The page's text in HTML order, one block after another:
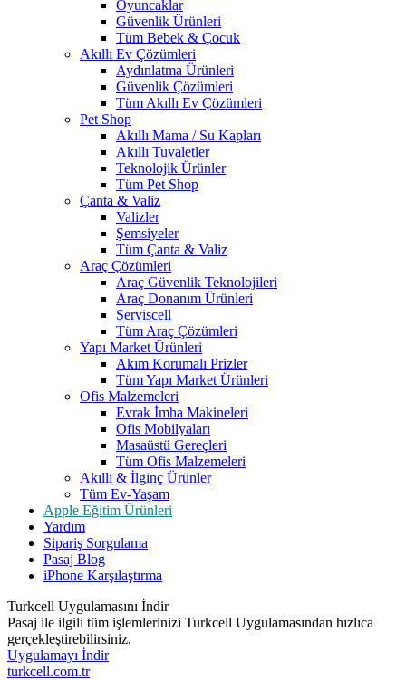
Oyuncaklar
Güvenlik Ürünleri
Tüm Bebek & Çocuk
Akıllı Ev Çözümleri
Aydınlatma Ürünleri
Güvenlik Çözümleri
Tüm Akıllı Ev Çözümleri
Pet Shop
Akıllı Mama / Su Kapları
Akıllı Tuvaletler
Teknolojik Ürünler
Tüm Pet Shop
Çanta & Valiz
Valizler
Şemsiyeler
Tüm Çanta & Valiz
Araç Çözümleri
Araç Güvenlik Teknolojileri
Araç Donanım Ürünleri
Serviscell
Tüm Araç Çözümleri
Yapı Market Ürünleri
Akım Korumalı Prizler
Tüm Yapı Market Ürünleri
Ofis Malzemeleri
Evrak İmha Makineleri
Ofis Mobilyaları
Masaüstü Gereçleri
Tüm Ofis Malzemeleri
Akıllı & İlginç Ürünler
Tüm Ev-Yaşam
Apple Eğitim Ürünleri
Yardım
Sipariş Sorgulama
Pasaj Blog
iPhone Karşılaştırma
Turkcell Uygulamasını İndir
Pasaj ile ilgili tüm işlemlerinizi Turkcell Uygulamasından hızlıca
gerçekleştirebilirsiniz.
Uygulamayı İndir
turkcell.com.tr